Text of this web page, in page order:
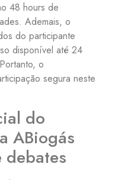
48 hours de
Ademais, o
do participante
disponível até 24
o
segura neste
do
ABiogás